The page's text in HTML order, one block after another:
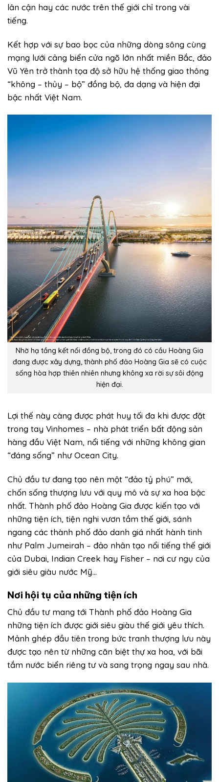
lân cận hay các nước trên thế giới chỉ trong vài
tiếng.
Kết hợp với sự bao bọc của những dòng sông cùng
mạng lưới cảng biển cửa ngõ lớn nhất miền Bắc, đảo
Vũ Yên trở thành tọa độ sở hữu hệ thống giao thông
“không – thủy – bộ” đồng bộ, đa dạng và hiện đại
bậc nhất Việt Nam.
Nhờ hạ tầng kết nối đồng bộ, trong đó có cầu Hoàng Gia
đang được xây dựng, thành phố đảo Hoàng Gia sẽ có cuộc
sống hòa hợp thiên nhiên nhưng không xa rời sự sôi động
hiện đại.
Lợi thế này càng được phát huy tối đa khi được đặt
trong tay Vinhomes – nhà phát triển bất động sản
hàng đầu Việt Nam, nổi tiếng với những không gian
“đáng sống” như Ocean City.
Chủ đầu tư đang tạo nên một “đảo tỷ phú” mới,
chốn sống thượng lưu với quy mô và sự xa hoa bậc
nhất. Thành phố đảo Hoàng Gia được kiến tạo với
những tiện ích, tiện nghi vươn tầm thế giới, sánh
ngang các thành phố đảo danh giá nhất hành tinh
như Palm Jumeirah – đảo nhân tạo nổi tiếng thế giới
của Dubai, Indian Creek hay Fisher – nơi cư ngụ của
giới siêu giàu nước Mỹ…
Nơi hội tụ của những tiện ích
Chủ đầu tư mang tới Thành phố đảo Hoàng Gia
những tiện ích được giới siêu giàu thế giới yêu thích.
Mảnh ghép đầu tiên trong bức tranh thượng lưu này
được tạo nên từ những căn biệt thự xa hoa, với bãi
tắm nước biển riêng tư và sang trọng ngay sau nhà.